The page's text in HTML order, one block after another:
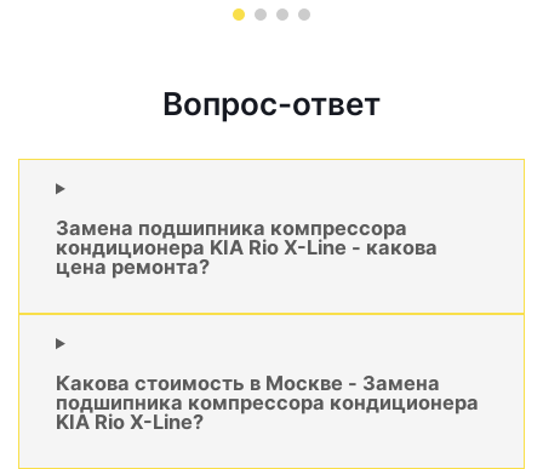
Вопрос-ответ
Замена подшипника компрессора
кондиционера KIA Rio X-Line - какова
цена ремонта?
Какова стоимость в Москве - Замена
подшипника компрессора кондиционера
KIA Rio X-Line?